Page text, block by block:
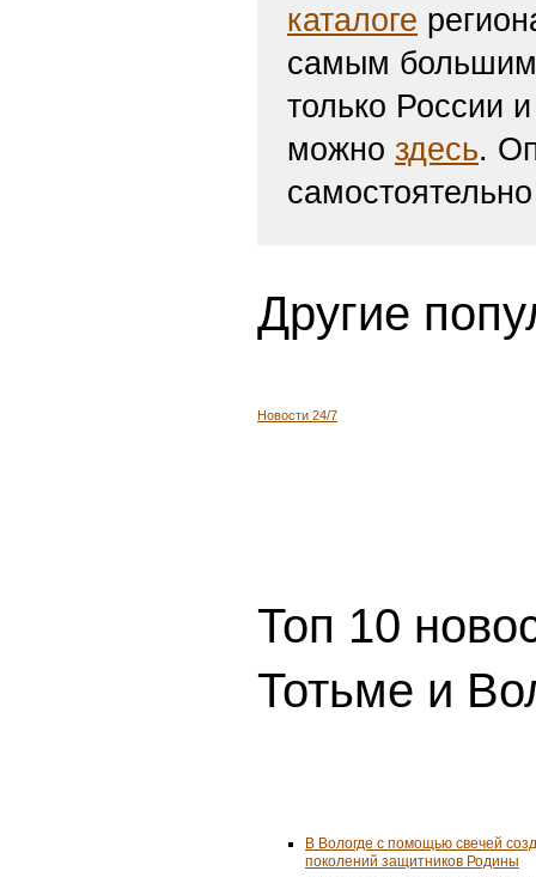
каталоге
самым большим
только России
можно здесь.
Другие
Новости 24/7
Топ 10
Тотьме и
В Вологде с помощью свечей
поколений защитников Родины